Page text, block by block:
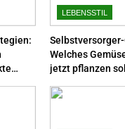
Polnischer
Socken – Qualität,
Technologie und
einem
Karriere-Frühling: So
LEBENSSTIL
Welches
jetzt pflanzen